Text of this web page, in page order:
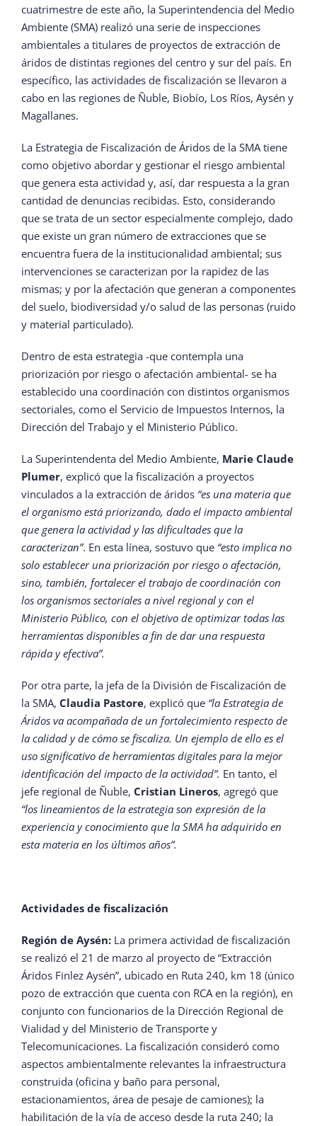
cuatrimestre de este año, la Superintendencia del Medio
Ambiente (SMA) realizó una serie de inspecciones
ambientales a titulares de proyectos de extracción de
áridos de distintas regiones del centro y sur del país. En
específico, las actividades de fiscalización se llevaron a
cabo en las regiones de Ñuble, Biobío, Los Ríos, Aysén y
Magallanes.
La Estrategia de Fiscalización de Áridos de la SMA tiene
como objetivo abordar y gestionar el riesgo ambiental
que genera esta actividad y, así, dar respuesta a la gran
cantidad de denuncias recibidas. Esto, considerando
que se trata de un sector especialmente complejo, dado
que existe un gran número de extracciones que se
encuentra fuera de la institucionalidad ambiental; sus
intervenciones se caracterizan por la rapidez de las
mismas; y por la afectación que generan a componentes
del suelo, biodiversidad y/o salud de las personas (ruido
y material particulado).
Dentro de esta estrategia -que contempla una
priorización por riesgo o afectación ambiental- se ha
establecido una coordinación con distintos organismos
sectoriales, como el Servicio de Impuestos Internos, la
Dirección del Trabajo y el Ministerio Público.
La Superintendenta del Medio Ambiente, Marie Claude
Plumer, explicó que la fiscalización a proyectos
vinculados a la extracción de áridos “es una materia que
el organismo está priorizando, dado el impacto ambiental
que genera la actividad y las dificultades que la
caracterizan”. En esta línea, sostuvo que “esto implica no
solo establecer una priorización por riesgo o afectación,
sino, también, fortalecer el trabajo de coordinación con
los organismos sectoriales a nivel regional y con el
Ministerio Público, con el objetivo de optimizar todas las
herramientas disponibles a fin de dar una respuesta
rápida y efectiva”.
Por otra parte, la jefa de la División de Fiscalización de
la SMA, Claudia Pastore, explicó que “la Estrategia de
Áridos va acompañada de un fortalecimiento respecto de
la calidad y de cómo se fiscaliza. Un ejemplo de ello es el
uso significativo de herramientas digitales para la mejor
identificación del impacto de la actividad”. En tanto, el
jefe regional de Ñuble, Cristian Lineros, agregó que
“los lineamientos de la estrategia son expresión de la
experiencia y conocimiento que la SMA ha adquirido en
esta materia en los últimos años”.
Actividades de fiscalización
Región de Aysén: La primera actividad de fiscalización
se realizó el 21 de marzo al proyecto de “Extracción
Áridos Finlez Aysén”, ubicado en Ruta 240, km 18 (único
pozo de extracción que cuenta con RCA en la región), en
conjunto con funcionarios de la Dirección Regional de
Vialidad y del Ministerio de Transporte y
Telecomunicaciones. La fiscalización consideró como
aspectos ambientalmente relevantes la infraestructura
construida (oficina y baño para personal,
estacionamientos, área de pesaje de camiones); la
habilitación de la vía de acceso desde la ruta 240; la